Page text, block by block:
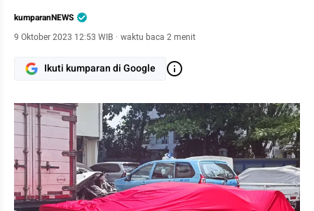
kumparanNEWS
9 Oktober 2023 12:53 WIB · waktu baca 2 menit
Ikuti kumparan di Google